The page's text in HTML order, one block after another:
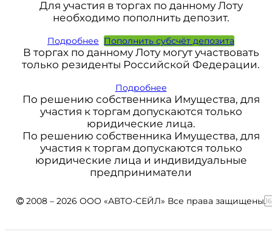
Для участия в торгах по данному Лоту
необходимо пополнить депозит.
Подробнее Пополнить субсчёт депозита
В торгах по данному Лоту могут участвовать
только резиденты Российской Федерации.
Подробнее
По решению собственника Имущества, для
участия к торгам допускаются только
юридические лица.
По решению собственника Имущества, для
участия к торгам допускаются только
юридические лица и индивидуальные
предприниматели
2008 – 2026 ООО «АВТО-СЕЙЛ» Все права защищены.